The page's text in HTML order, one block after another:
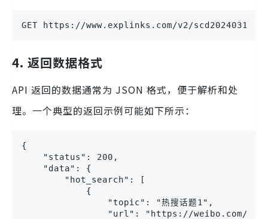
GET https://www.explinks.com/v2/
4. 返回数据格式
API 返回的数据通常为 JSON 格式，便于解析和处
理。一个典型的返回示例可能如下所示：
{
"status": 200,
"data": {
"hot_search": [
{
"topic": "热搜话题1",
"url": "https://weibo.com/topic/热